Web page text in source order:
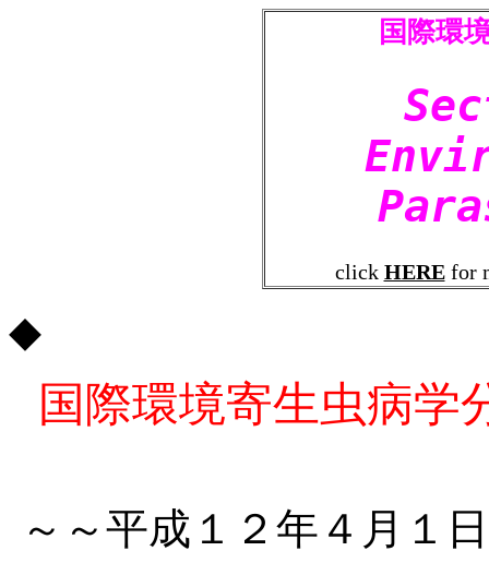
国際環
click HEREfor
◆
国際環境寄生虫病学
～～平成１２年４月１